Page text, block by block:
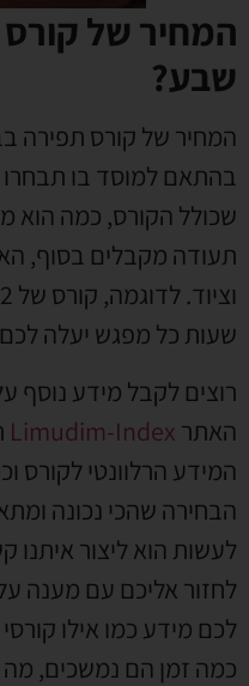
המחיר של
שבע?
המחיר של קורס תפירה
בהתאם למוסד בו
שכולל הקורס, כמה הוא
תעודה מקבלים בסוף,
שעות כל מפגש יעלה לכם כ-3,000
רוצים לקבל מידע נוסף
האתר Limudim-Index
המידע הרלוונטי לקורס
הבחירה שהכי נכונה
לעשות הוא ליצור
לחזור אליכם עם מענה
לכם מידע כמו אילו
כמה זמן הם נמשכים,